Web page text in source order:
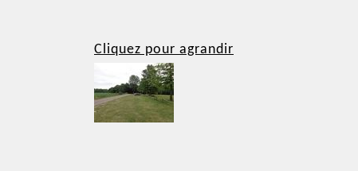
Cliquez pour agrandir